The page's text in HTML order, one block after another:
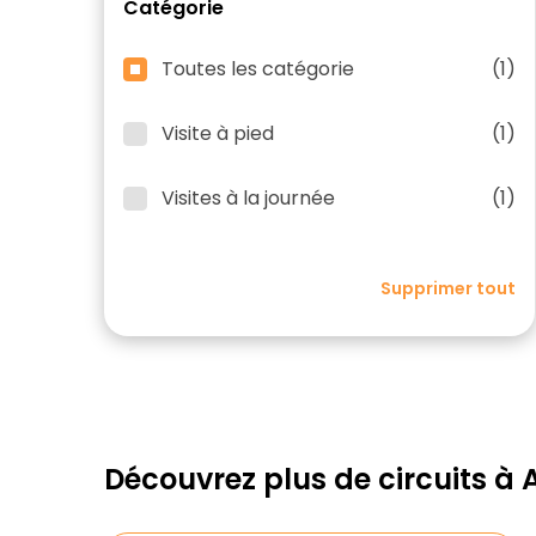
Catégorie
Toutes les catégorie (1)
Visite à pied (1)
Visites à la journée (1)
Supprimer tout
Découvrez plus de circuits à